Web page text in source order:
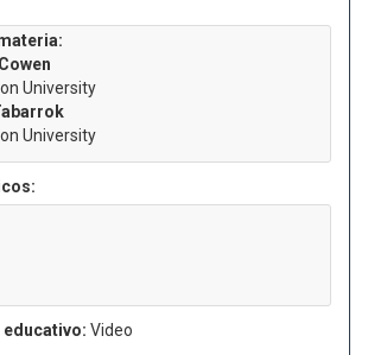
University
University
Video